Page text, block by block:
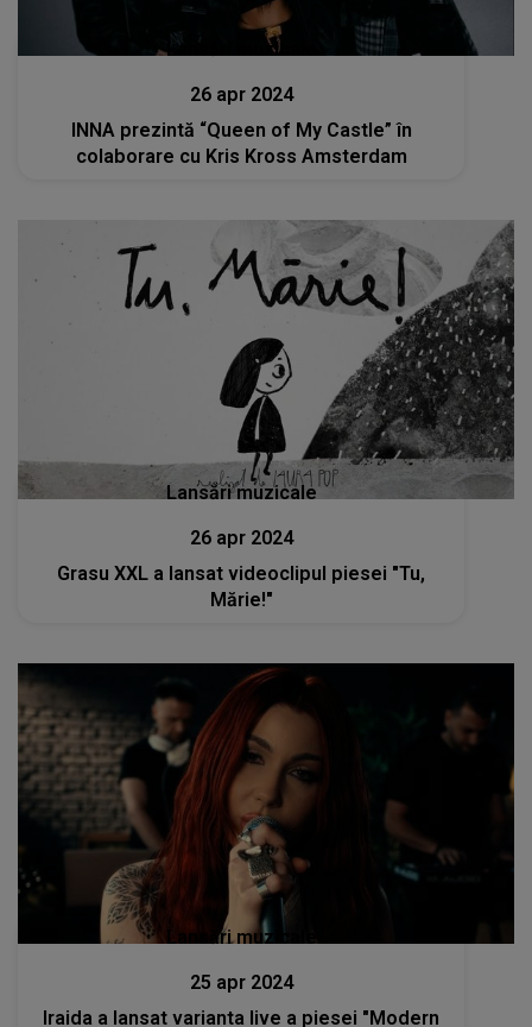
Lansări muzicale
26 apr 2024
INNA prezintă “Queen of My Castle” în
colaborare cu Kris Kross Amsterdam
Lansări muzicale
26 apr 2024
Grasu XXL a lansat videoclipul piesei "Tu,
Mărie!"
Lansări muzicale
25 apr 2024
Iraida a lansat varianta live a piesei "Modern